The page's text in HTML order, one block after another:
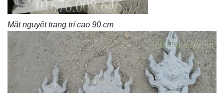
Mặt nguyệt trang trí cao 90 cm